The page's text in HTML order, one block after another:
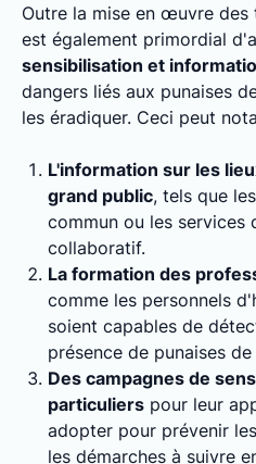
Outre la mise en œuvre des
est également primordial
sensibilisation et
dangers liés aux punaises
les éradiquer. Ceci peut
L'information sur les
grand public, tels que
commun ou les services
collaboratif.
La formation des
comme les personnels
soient capables de
présence de punaises
Des campagnes de
particuliers pour leur
adopter pour prévenir
les démarches à suivre